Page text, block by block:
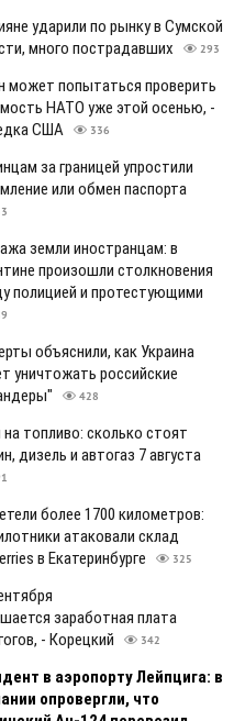
ударили по рынку в Сумской
много пострадавших
293
может попытаться проверить
НАТО уже этой осенью, -
США
336
за границей упростили
или обмен паспорта
земли иностранцам: в
произошли столкновения
полицией и протестующими
объяснили, как Украина
уничтожать российские
428
топливо: сколько стоят
дизель и автогаз 7 августа
более 1700 километров:
атаковали склад
в Екатеринбурге
325
заработная плата
- Корецкий
342
в аэропорту Лейпцига: в
опровергли, что